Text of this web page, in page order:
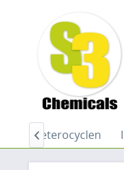
Heterocyclen
